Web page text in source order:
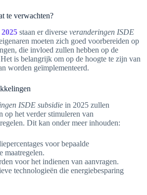
te verwachten?
staan er diverse veranderingen ISDE
moeten zich goed voorbereiden op
die invloed zullen hebben op de
is belangrijk om op de hoogte te zijn van
worden geïmplementeerd.
ISDE subsidie in 2025 zullen
het verder stimuleren van
Dit kan onder meer inhouden:
voor bepaalde
maatregelen.
voor het indienen van aanvragen.
technologieën die energiebesparing